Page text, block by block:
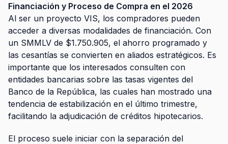
Financiación y Proceso de Compra en el 2026
Al ser un proyecto VIS, los compradores pueden
acceder a diversas modalidades de financiación. Con
un SMMLV de $1.750.905, el ahorro programado y
las cesantías se convierten en aliados estratégicos. Es
importante que los interesados consulten con
entidades bancarias sobre las tasas vigentes del
Banco de la República, las cuales han mostrado una
tendencia de estabilización en el último trimestre,
facilitando la adjudicación de créditos hipotecarios.
El proceso suele iniciar con la separación del